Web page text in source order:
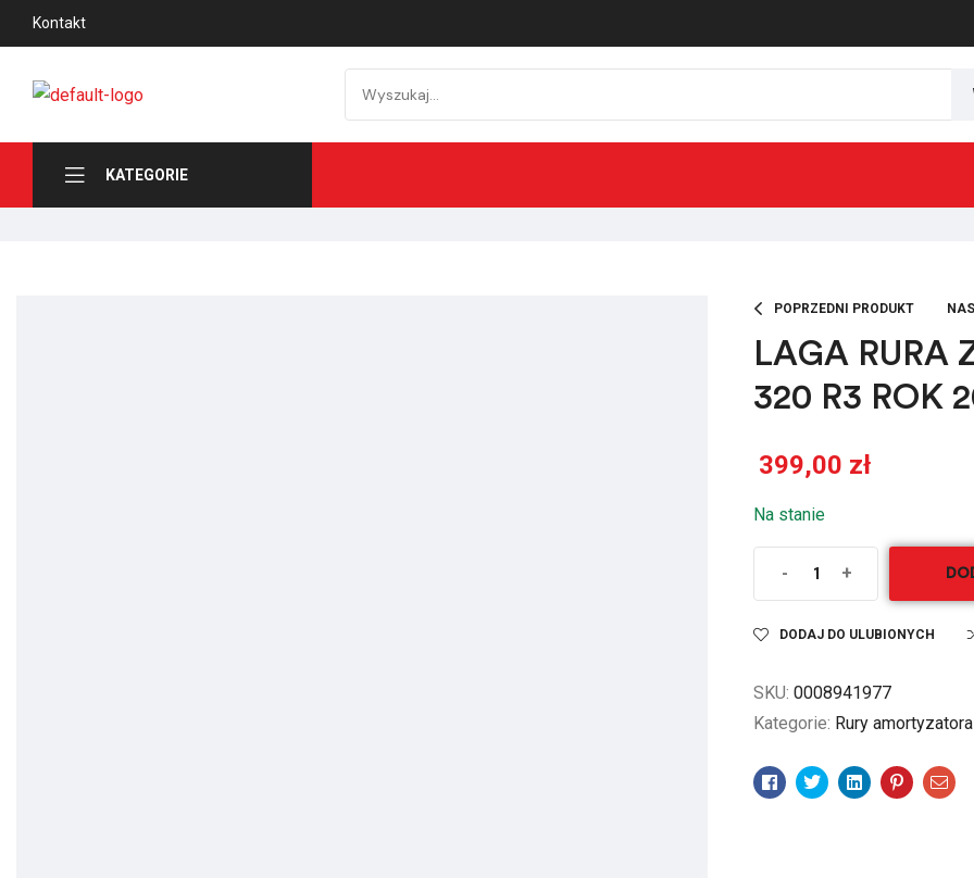
Kontakt
KATEGORIE
POPRZEDNI PRODUKT
LAGA RURA
320 R3 ROK
399,00 zł
Na stanie
- +
DODAJ DO ULUBIONYCH
SKU:0008941977
Kategorie: Rury
Facebook
TwitterLinkedinPinterest